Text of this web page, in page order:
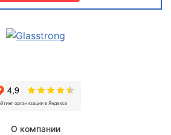
О компании